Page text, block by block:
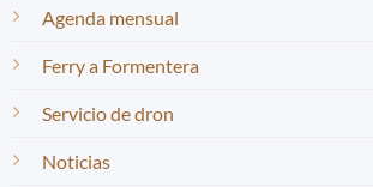
Agenda mensual
Ferry a Formentera
Servicio de dron
Noticias